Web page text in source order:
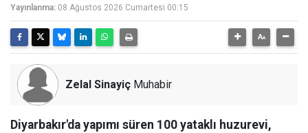
Yayınlanma: 08 Ağustos 2026 Cumartesi 00:15
Zelal Sinayiç Muhabir
Diyarbakır'da yapımı süren 100 yataklı huzurevi,